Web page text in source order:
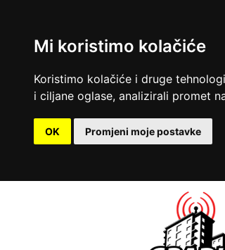
Mi koristimo kolačiće
Koristimo kolačiće i druge
i ciljane oglase, analizirali promet
OK Promjeni moje postavke